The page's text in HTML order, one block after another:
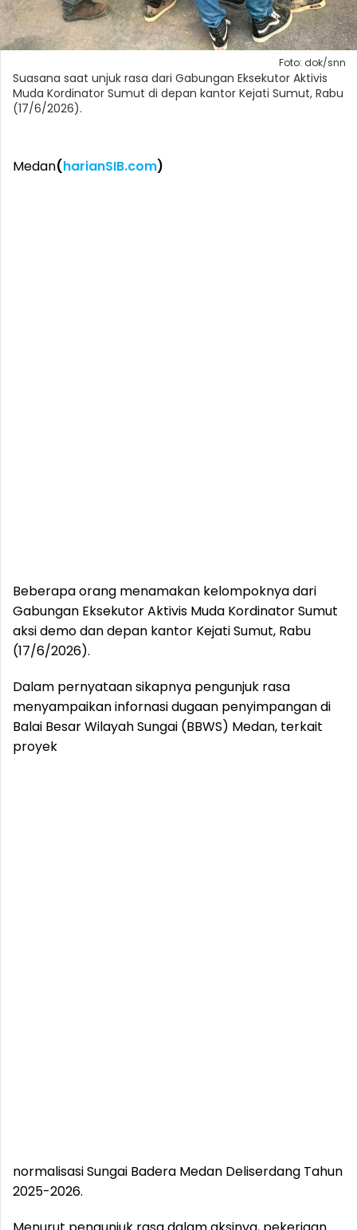
Foto: dok/snn
Suasana saat unjuk rasa dari Gabungan Eksekutor Aktivis
Muda Kordinator Sumut di depan kantor Kejati Sumut, Rabu
(17/6/2026).
Medan(harianSIB.com)
Beberapa orang menamakan kelompoknya dari
Gabungan Eksekutor Aktivis Muda Kordinator Sumut
aksi demo dan depan kantor Kejati Sumut, Rabu
(17/6/2026).
Dalam pernyataan sikapnya pengunjuk rasa
menyampaikan infornasi dugaan penyimpangan di
Balai Besar Wilayah Sungai (BBWS) Medan, terkait
proyek
normalisasi Sungai Badera Medan Deliserdang Tahun
2025-2026.